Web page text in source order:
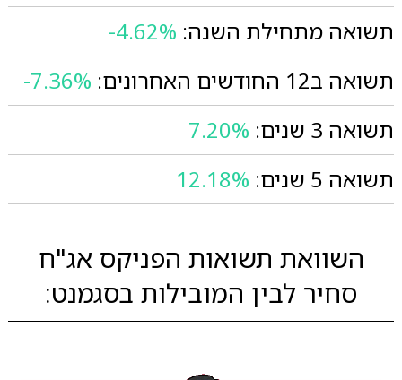
תשואה מתחילת השנה: -4.62%
תשואה ב12 החודשים האחרונים:
-7.36%
תשואה 3 שנים:
7.20%
תשואה 5 שנים:
12.18%
השוואת תשואות הפניקס אג"ח
סחיר לבין המובילות בסגמנט: